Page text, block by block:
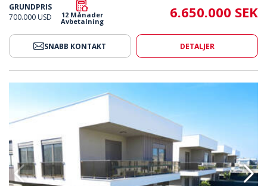
GRUNDPRIS
700.000 USD
12 Månader
Avbetalning
6.650.000 SEK
SNABB KONTAKT DETALJER